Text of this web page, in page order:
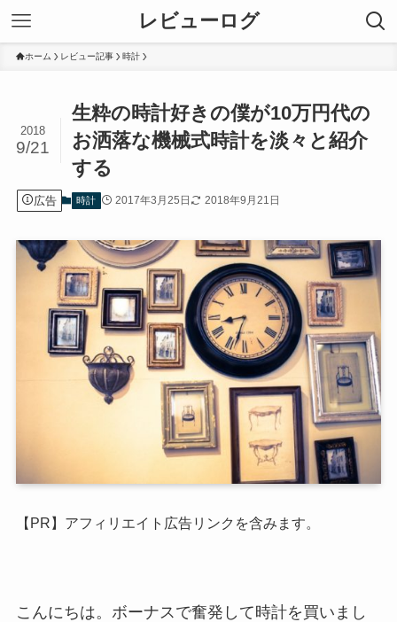
レビューログ
ホーム レビュー記事 時計
生粋の時計好きの僕が10万円代の
お洒落な機械式時計を淡々と紹介
する
2018
9/21
広告 時計 2017年3月25日 2018年9月21日
【PR】アフィリエイト広告リンクを含みます。
こんにちは。ボーナスで奮発して時計を買いまし